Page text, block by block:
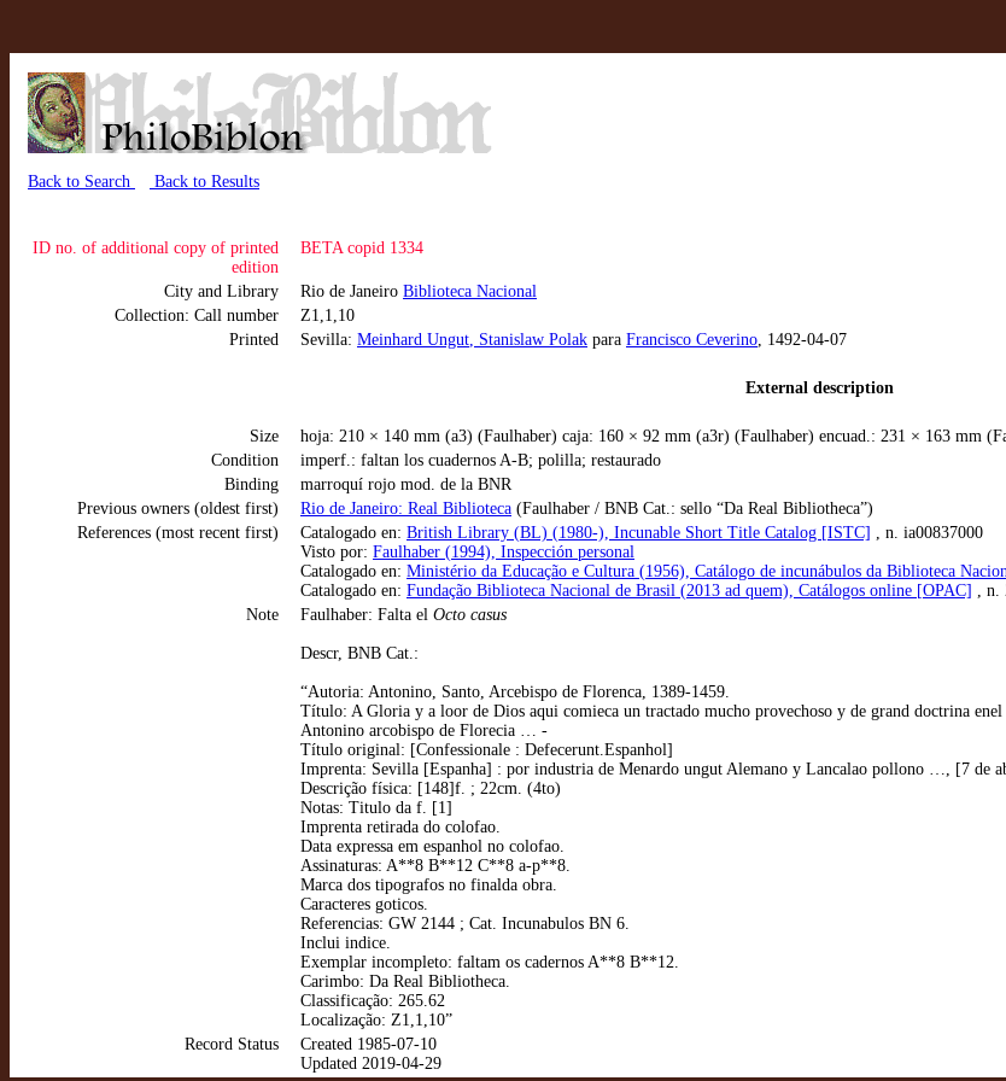
Back to Search Back to Results
ID no. of additional copy of printed
edition
BETA copid 1334
City and Library Rio de Janeiro Biblioteca Nacional
Collection: Call number
Z1,1,10
Printed
Sevilla: Meinhard Ungut, Stanislaw Polak para Francisco Ceverino, 1492-04-07
External description
Size
hoja: 210 × 140 mm (a3) (Faulhaber) caja: 160 × 92 mm (a3r) (Faulhaber) encuad.: 231 × 163 mm
Condition
imperf.: faltan los cuadernos A-B; polilla; restaurado
Binding
marroquí rojo mod. de la BNR
Previous owners (oldest first)
Rio de Janeiro: Real Biblioteca (Faulhaber / BNB Cat.: sello “Da Real Bibliotheca”)
References (most recent first)
Catalogado en: British Library (BL) (1980-), Incunable Short Title Catalog [ISTC] , n. ia00837000
Visto por: Faulhaber (1994), Inspección personal
Catalogado en: Ministério da Educação e Cultura (1956), Catálogo de incunábulos da Biblioteca
Catalogado en: Fundação Biblioteca Nacional de Brasil (2013 ad quem), Catálogos online [OPAC] , n.
Note
Faulhaber: Falta el Octo casus
Descr, BNB Cat.:
“Autoria: Antonino, Santo, Arcebispo de Florenca, 1389-1459.
Título: A Gloria y a loor de Dios aqui comieca un tractado mucho provechoso y de grand doctrina
Antonino arcobispo de Florecia … -
Título original: [Confessionale : Defecerunt.Espanhol]
Imprenta: Sevilla [Espanha] : por industria de Menardo ungut Alemano y Lancalao pollono …, [7 de
Descrição física: [148]f. ; 22cm. (4to)
Notas: Titulo da f. [1]
Imprenta retirada do colofao.
Data expressa em espanhol no colofao.
Assinaturas: A**8 B**12 C**8 a-p**8.
Marca dos tipografos no finalda obra.
Caracteres goticos.
Referencias: GW 2144 ; Cat. Incunabulos BN 6.
Inclui indice.
Exemplar incompleto: faltam os cadernos A**8 B**12.
Carimbo: Da Real Bibliotheca.
Classificação: 265.62
Localização: Z1,1,10”
Record Status
Created 1985-07-10
Updated 2019-04-29